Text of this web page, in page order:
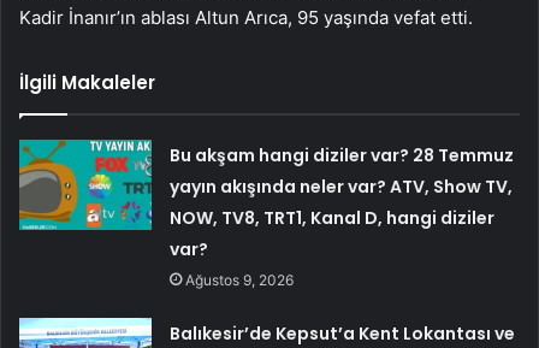
Kadir İnanır’ın ablası Altun Arıca, 95 yaşında vefat etti.
İlgili Makaleler
Bu akşam hangi diziler var? 28 Temmuz
yayın akışında neler var? ATV, Show TV,
NOW, TV8, TRT1, Kanal D, hangi diziler
var?
Ağustos 9, 2026
Balıkesir’de Kepsut’a Kent Lokantası ve